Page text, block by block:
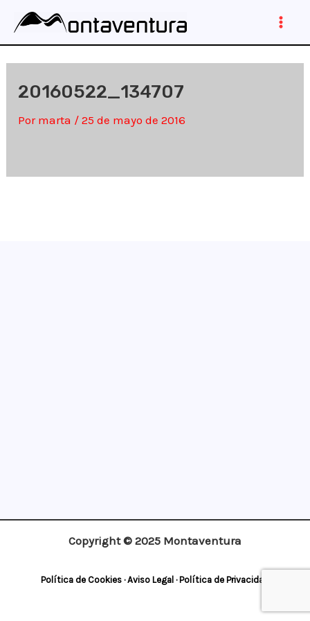
contenido
20160522_134707
Por marta /25 de mayo de 2016
Copyright © 2025 Montaventura
Política de Cookies · Aviso Legal · Política de Privacidad